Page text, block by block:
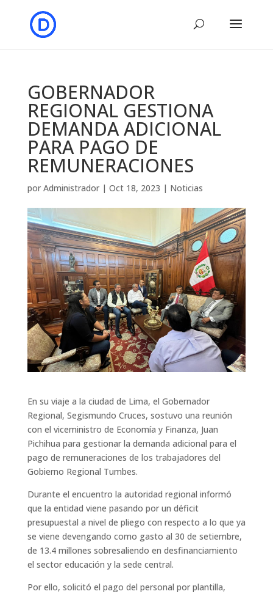
GOBERNADOR
REGIONAL GESTIONA
DEMANDA ADICIONAL
PARA PAGO DE
REMUNERACIONES
por Administrador| Oct 18, 2023 | Noticias
En su viaje a la ciudad de Lima, el Gobernador
Regional, Segismundo Cruces, sostuvo una reunión
con el viceministro de Economía y Finanza, Juan
Pichihua para gestionar la demanda adicional para el
pago de remuneraciones de los trabajadores del
Gobierno Regional Tumbes.
Durante el encuentro la autoridad regional informó
que la entidad viene pasando por un déficit
presupuestal a nivel de pliego con respecto a lo que ya
se viene devengando como gasto al 30 de setiembre,
de 13.4 millones sobresaliendo en desfinanciamiento
el sector educación y la sede central.
Por ello, solicitó el pago del personal por plantilla,